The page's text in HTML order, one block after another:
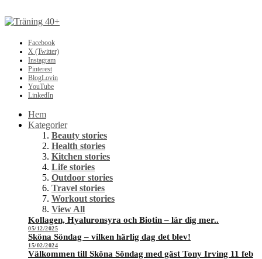
Facebook
X (Twitter)
Instagram
Pinterest
BlogLovin
YouTube
LinkedIn
Hem
Kategorier
Beauty stories
Health stories
Kitchen stories
Life stories
Outdoor stories
Travel stories
Workout stories
View All
Kollagen, Hyaluronsyra och Biotin – lär dig mer..
05/12/2025
Sköna Söndag – vilken härlig dag det blev!
15/02/2024
Välkommen till Sköna Söndag med gäst Tony Irving 11 feb